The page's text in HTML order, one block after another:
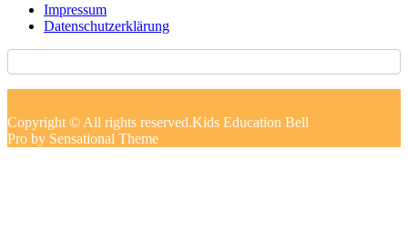
Impressum
Datenschutzerklärung
Copyright © All rights reserved.Kids Education Bell
Pro by Sensational Theme